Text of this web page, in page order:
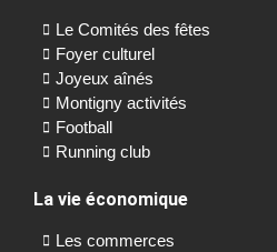
Le Comités des fêtes
Foyer culturel
Joyeux aînés
Montigny activités
Football
Running club
La vie économique
Les commerces